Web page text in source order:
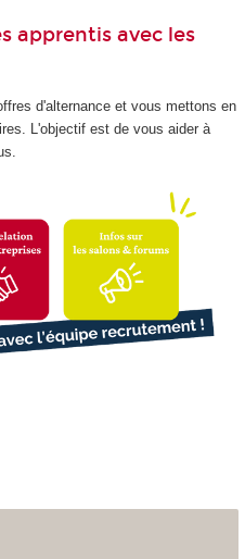
apprentis avec les
d'alternance et vous mettons en
L'objectif est de vous aider à